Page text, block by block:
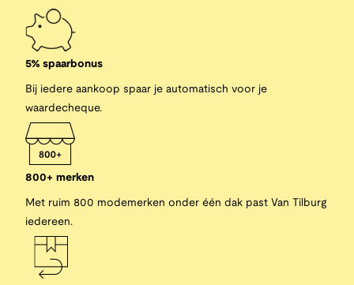
5% spaarbonus
Bij iedere aankoop spaar je automatisch voor je
waardecheque.
800+ merken
Met ruim 800 modemerken onder één dak past Van Tilburg
iedereen.